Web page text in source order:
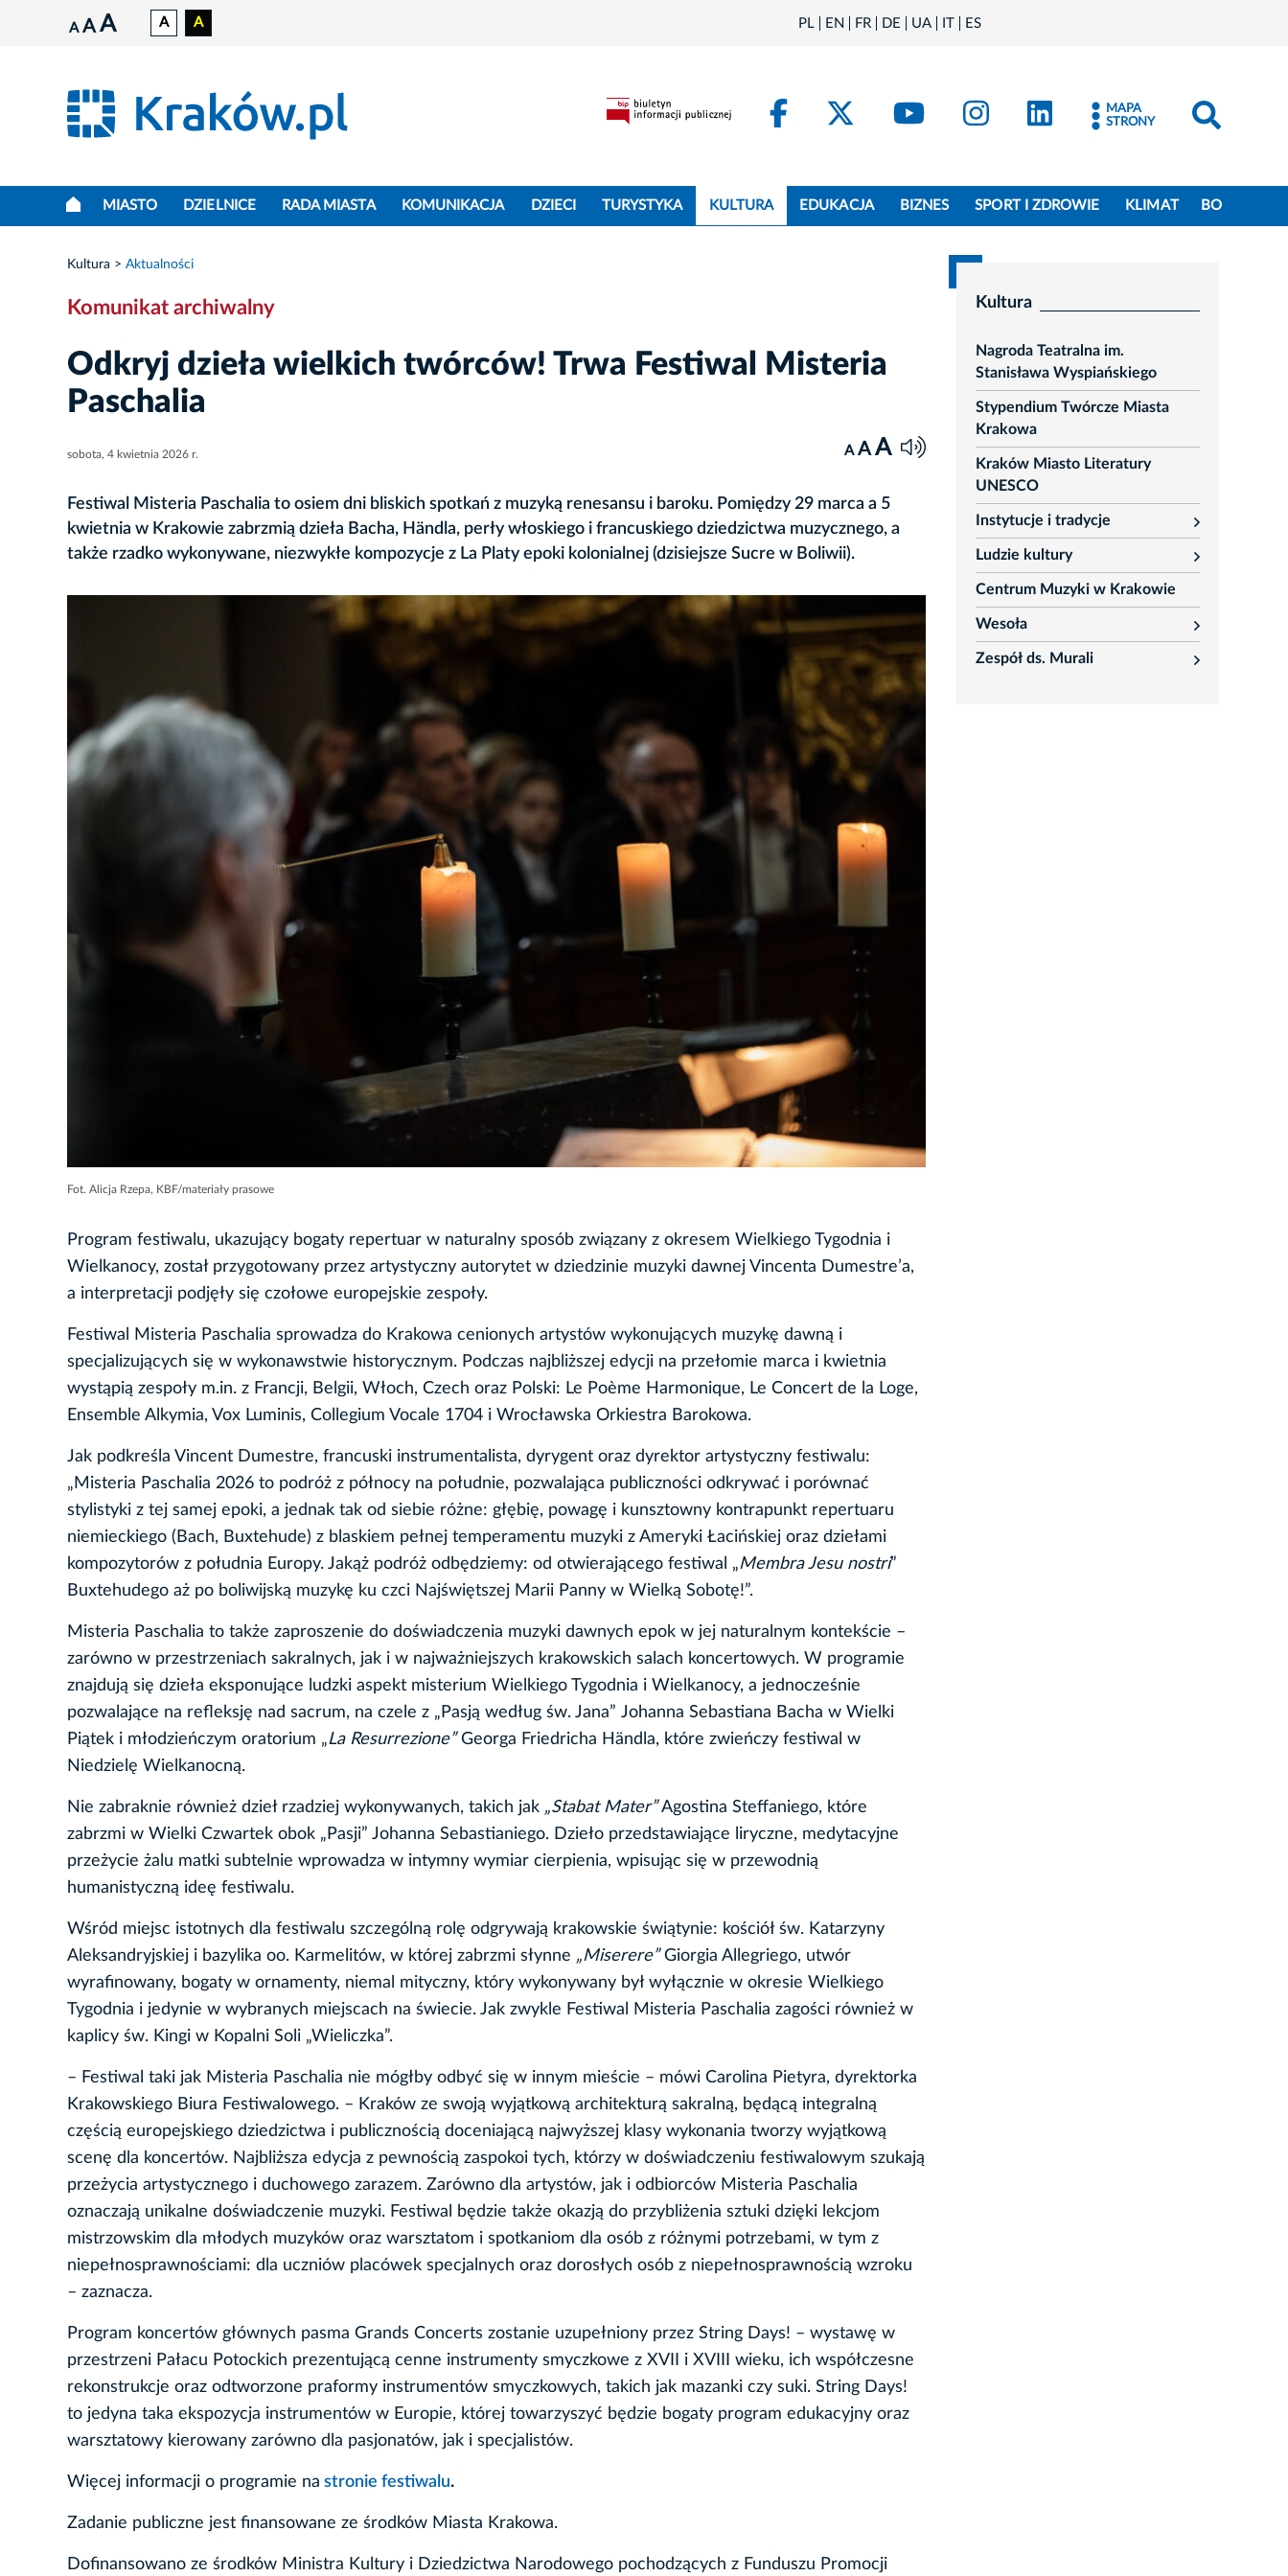
A A A A A PL EN FR DE UA IT ES
FacebookKraków - X
Kraków - YouTube
Kraków - Instagram
Kraków - LinkedIn
MAPA
STRONY
MIASTO DZIELNICE RADA MIASTA KOMUNIKACJA DZIECI TURYSTYKA KULTURA EDUKACJA BIZNES SPORT I ZDROWIE KLIMAT BO
Kultura Aktualności
Komunikat archiwalny
Odkryj dzieła wielkich twórców! Trwa Festiwal Misteria
Paschalia
sobota, 4 kwietnia 2026 r. A A A
Festiwal Misteria Paschalia to osiem dni bliskich spotkań z muzyką renesansu i baroku. Pomiędzy 29 marca a 5
kwietnia w Krakowie zabrzmią dzieła Bacha, Händla, perły włoskiego i francuskiego dziedzictwa muzycznego, a
także rzadko wykonywane, niezwykłe kompozycje z La Platy epoki kolonialnej (dzisiejsze Sucre w Boliwii).
Fot. Alicja Rzepa, KBF/materiały prasowe
Program festiwalu, ukazujący bogaty repertuar w naturalny sposób związany z okresem Wielkiego Tygodnia i
Wielkanocy, został przygotowany przez artystyczny autorytet w dziedzinie muzyki dawnej Vincenta Dumestre’a,
a interpretacji podjęły się czołowe europejskie zespoły.
Festiwal Misteria Paschalia sprowadza do Krakowa cenionych artystów wykonujących muzykę dawną i
specjalizujących się w wykonawstwie historycznym. Podczas najbliższej edycji na przełomie marca i kwietnia
wystąpią zespoły m.in. z Francji, Belgii, Włoch, Czech oraz Polski: Le Poème Harmonique, Le Concert de la Loge,
Ensemble Alkymia, Vox Luminis, Collegium Vocale 1704 i Wrocławska Orkiestra Barokowa.
Jak podkreśla Vincent Dumestre, francuski instrumentalista, dyrygent oraz dyrektor artystyczny festiwalu:
„Misteria Paschalia 2026 to podróż z północy na południe, pozwalająca publiczności odkrywać i porównać
stylistyki z tej samej epoki, a jednak tak od siebie różne: głębię, powagę i kunsztowny kontrapunkt repertuaru
niemieckiego (Bach, Buxtehude) z blaskiem pełnej temperamentu muzyki z Ameryki Łacińskiej oraz dziełami
kompozytorów z południa Europy. Jakąż podróż odbędziemy: od otwierającego festiwal „Membra Jesu nostri”
Buxtehudego aż po boliwijską muzykę ku czci Najświętszej Marii Panny w Wielką Sobotę!”.
Misteria Paschalia to także zaproszenie do doświadczenia muzyki dawnych epok w jej naturalnym kontekście –
zarówno w przestrzeniach sakralnych, jak i w najważniejszych krakowskich salach koncertowych. W programie
znajdują się dzieła eksponujące ludzki aspekt misterium Wielkiego Tygodnia i Wielkanocy, a jednocześnie
pozwalające na refleksję nad sacrum, na czele z „Pasją według św. Jana” Johanna Sebastiana Bacha w Wielki
Piątek i młodzieńczym oratorium „La Resurrezione”Georga Friedricha Händla, które zwieńczy festiwal w
Niedzielę Wielkanocną.
Nie zabraknie również dzieł rzadziej wykonywanych, takich jak „Stabat Mater”Agostina Steffaniego, które
zabrzmi w Wielki Czwartek obok „Pasji” Johanna Sebastianiego. Dzieło przedstawiające liryczne, medytacyjne
przeżycie żalu matki subtelnie wprowadza w intymny wymiar cierpienia, wpisując się w przewodnią
humanistyczną ideę festiwalu.
Wśród miejsc istotnych dla festiwalu szczególną rolę odgrywają krakowskie świątynie: kościół św. Katarzyny
Aleksandryjskiej i bazylika oo. Karmelitów, w której zabrzmi słynne „Miserere”Giorgia Allegriego, utwór
wyrafinowany, bogaty w ornamenty, niemal mityczny, który wykonywany był wyłącznie w okresie Wielkiego
Tygodnia i jedynie w wybranych miejscach na świecie. Jak zwykle Festiwal Misteria Paschalia zagości również w
kaplicy św. Kingi w Kopalni Soli „Wieliczka”.
– Festiwal taki jak Misteria Paschalia nie mógłby odbyć się w innym mieście – mówi Carolina Pietyra, dyrektorka
Krakowskiego Biura Festiwalowego. – Kraków ze swoją wyjątkową architekturą sakralną, będącą integralną
częścią europejskiego dziedzictwa i publicznością doceniającą najwyższej klasy wykonania tworzy wyjątkową
scenę dla koncertów. Najbliższa edycja z pewnością zaspokoi tych, którzy w doświadczeniu festiwalowym szukają
przeżycia artystycznego i duchowego zarazem. Zarówno dla artystów, jak i odbiorców Misteria Paschalia
oznaczają unikalne doświadczenie muzyki. Festiwal będzie także okazją do przybliżenia sztuki dzięki lekcjom
mistrzowskim dla młodych muzyków oraz warsztatom i spotkaniom dla osób z różnymi potrzebami, w tym z
niepełnosprawnościami: dla uczniów placówek specjalnych oraz dorosłych osób z niepełnosprawnością wzroku
– zaznacza.
Program koncertów głównych pasma Grands Concerts zostanie uzupełniony przez String Days! – wystawę w
przestrzeni Pałacu Potockich prezentującą cenne instrumenty smyczkowe z XVII i XVIII wieku, ich współczesne
rekonstrukcje oraz odtworzone praformy instrumentów smyczkowych, takich jak mazanki czy suki. String Days!
to jedyna taka ekspozycja instrumentów w Europie, której towarzyszyć będzie bogaty program edukacyjny oraz
warsztatowy kierowany zarówno dla pasjonatów, jak i specjalistów.
Więcej informacji o programie na stronie festiwalu.
Zadanie publiczne jest finansowane ze środków Miasta Krakowa.
Dofinansowano ze środków Ministra Kultury i Dziedzictwa Narodowego pochodzących z Funduszu Promocji
Kultura
Nagroda Teatralna im.
Stanisława Wyspiańskiego
Stypendium Twórcze Miasta
Krakowa
Kraków Miasto Literatury
UNESCO
Instytucje i tradycje
rozwiń
Ludzie kultury
rozwiń
Centrum Muzyki w Krakowie
Wesoła
rozwiń
Zespół ds. Murali
rozwiń